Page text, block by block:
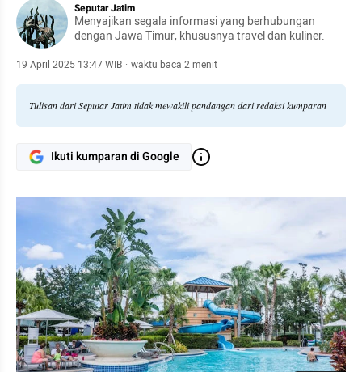
Seputar Jatim
Menyajikan segala informasi yang berhubungan
dengan Jawa Timur, khususnya travel dan kuliner.
19 April 2025 13:47 WIB · waktu baca 2 menit
Tulisan dari Seputar Jatim tidak mewakili pandangan dari redaksi kumparan
Ikuti kumparan di Google